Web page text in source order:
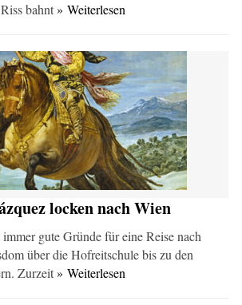
bahnt» Weiterlesen
locken nach Wien
gute Gründe für eine Reise nach
über die Hofreitschule bis zu den
Zurzeit» Weiterlesen